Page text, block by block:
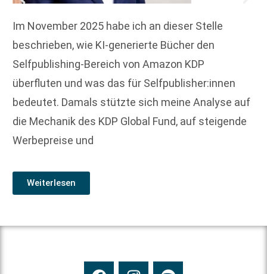
Im November 2025 habe ich an dieser Stelle
beschrieben, wie KI-generierte Bücher den
Selfpublishing-Bereich von Amazon KDP
überfluten und was das für Selfpublisher:innen
bedeutet. Damals stützte sich meine Analyse auf
die Mechanik des KDP Global Fund, auf steigende
Werbepreise und
Weiterlesen